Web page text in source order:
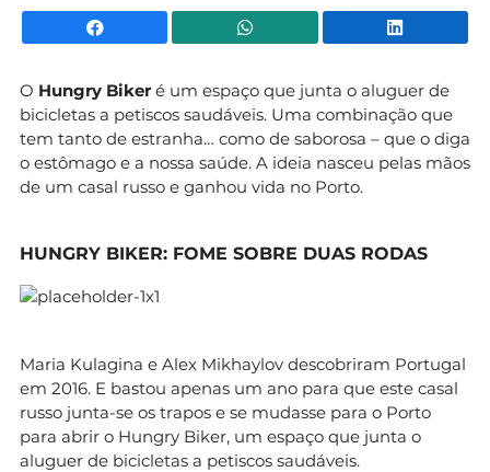
Facebook WhatsApp
O Hungry Biker é um espaço que junta o aluguer de
bicicletas a petiscos saudáveis. Uma combinação que
tem tanto de estranha… como de saborosa – que o diga
o estômago e a nossa saúde. A ideia nasceu pelas mãos
de um casal russo e ganhou vida no Porto.
HUNGRY BIKER: FOME SOBRE DUAS RODAS
Maria Kulagina e Alex Mikhaylov descobriram Portugal
em 2016. E bastou apenas um ano para que este casal
russo junta-se os trapos e se mudasse para o Porto
para abrir o Hungry Biker, um espaço que junta o
aluguer de bicicletas a petiscos saudáveis.